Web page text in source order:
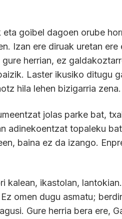
goibel dagoen orube
Izan ere diruak uretan ere
herrian, ez
Laster ikusiko ditugu
hila lehen bizigarria zena.
jolas parke bat,
adinekoentzat topaleku
baina ez da izango.
kalean, ikastolan,
Ez omen dugu asmatu;
Gure herria bera ere,